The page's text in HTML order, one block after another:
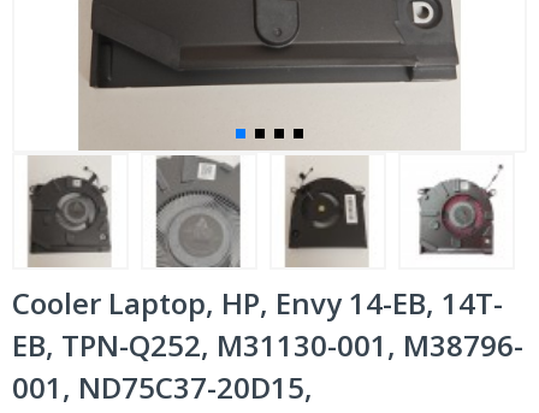
Cooler Laptop, HP, Envy 14-EB, 14T-
EB, TPN-Q252, M31130-001, M38796-
001, ND75C37-20D15,